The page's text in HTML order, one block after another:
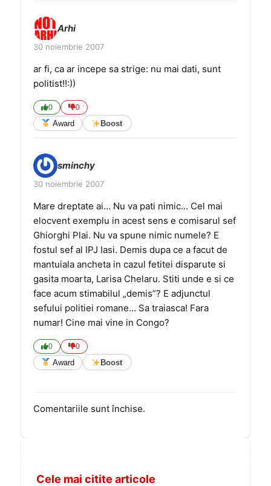
Arhi
30 noiembrie 2007
ar fi, ca ar incepe sa strige: nu mai dati, sunt
politist!!:))
0 0
Award Boost
sminchy
30 noiembrie 2007
Mare dreptate ai… Nu va pati nimic… Cel mai
elocvent exemplu in acest sens e comisarul sef
Ghiorghi Plai. Nu va spune nimic numele? E
fostul sef al IPJ Iasi. Demis dupa ce a facut de
mantuiala ancheta in cazul fetitei disparute si
gasita moarta, Larisa Chelaru. Stiti unde e si ce
face acum stimabilul „demis”? E adjunctul
sefului politiei romane… Sa traiasca! Fara
numar! Cine mai vine in Congo?
0 0
Award Boost
Comentariile sunt închise.
Cele mai citite articole